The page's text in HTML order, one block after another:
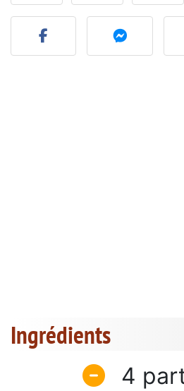
Publier votre
Ingrédients
4